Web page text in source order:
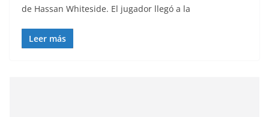
de Hassan Whiteside. El jugador llegó a la
Leer más